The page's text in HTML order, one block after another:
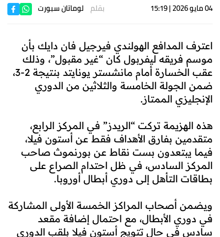
04 مايو 2026 | 15:19 بقلم لوماتان سبورت
اعترف المدافع الهولندي فيرجيل فان دايك بأن
موسم فريقه ليفربول كان “غير مقبول”، وذلك
عقب الخسارة أمام مانشستر يونايتد بنتيجة 2-3،
ضمن الجولة الخامسة والثلاثين من الدوري
الإنجليزي الممتاز.
هذه الهزيمة تركت “الريدز” في المركز الرابع،
متقدمين بفارق الأهداف فقط عن أستون فيلا،
فيما يبتعدون بست نقاط عن بورنموث صاحب
المركز السادس، في ظل احتدام الصراع على
بطاقات التأهل إلى دوري أبطال أوروبا.
ويضمن أصحاب المراكز الخمسة الأولى المشاركة
في دوري الأبطال، مع احتمال إضافة مقعد
سادس في حال تتويج أستون فيلا بلقب الدوري